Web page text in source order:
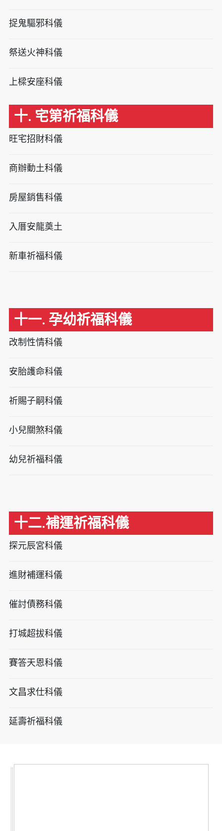
捉鬼驅邪科儀
祭送火神科儀
上樑安座科儀
十. 宅第祈福科儀
旺宅招財科儀
商辦動土科儀
房屋銷售科儀
入厝安龍奠土
新車祈福科儀
十一. 孕幼祈福科儀
改制性情科儀
安胎護命科儀
祈賜子嗣科儀
小兒關煞科儀
幼兒祈福科儀
十二.補運祈福科儀
探元辰宮科儀
進財補運科儀
催討債務科儀
打城超拔科儀
賽答天恩科儀
文昌求仕科儀
延壽祈福科儀